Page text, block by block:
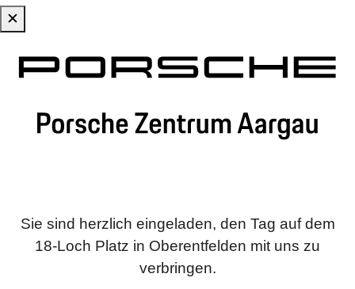
✕
Sie sind herzlich eingeladen, den Tag auf dem
18-Loch Platz in Oberentfelden mit uns zu
verbringen.